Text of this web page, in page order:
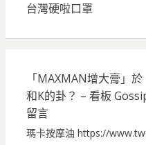
台灣硬啦口罩
「MAXMAN增大膏 」於
和K的卦？ – 看板
留言
瑪卡按摩油 https://